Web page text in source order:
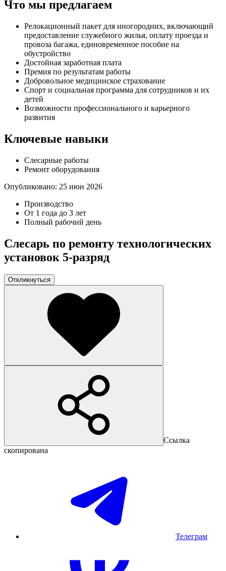
Что мы предлагаем
Релокационный пакет для иногородних, включающий
предоставление служебного жилья, оплату проезда и
провоза багажа, единовременное пособие на
обустройство
Достойная заработная плата
Премия по результатам работы
Добровольное медицинское страхование
Спорт и социальная программа для сотрудников и их
детей
Возможности профессионального и карьерного
развития
Ключевые навыки
Слесарные работы
Ремонт оборудования
Опубликовано: 25 июн 2026
Производство
От 1 года до 3 лет
Полный рабочий день
Слесарь по ремонту технологических
установок 5-разряд
Откликнуться
Ссылка
скопирована
Телеграм